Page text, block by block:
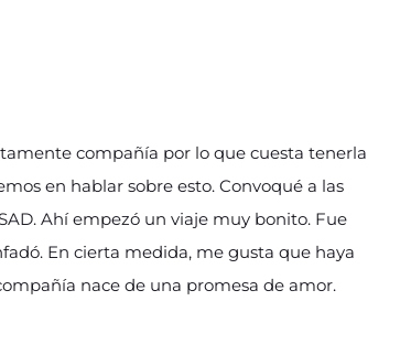
compañía por lo que cuesta tenerla
en hablar sobre esto. Convoqué a las
Ahí empezó un viaje muy bonito. Fue
En cierta medida, me gusta que haya
nace de una promesa de amor.